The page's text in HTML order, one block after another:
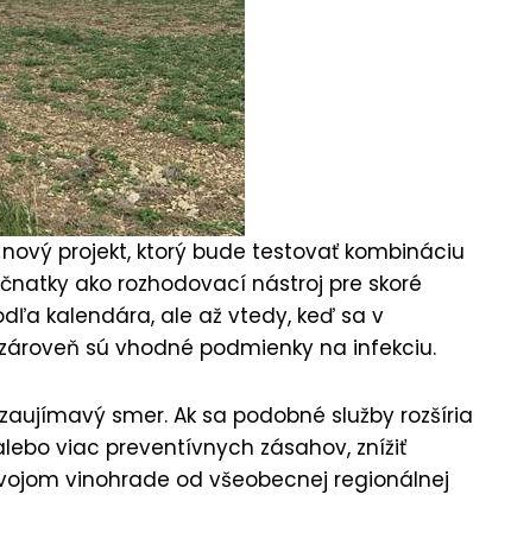
projekt, ktorý bude testovať kombináciu
ako rozhodovací nástroj pre skoré
kalendára, ale až vtedy, keď sa v
sú vhodné podmienky na infekciu.
smer. Ak sa podobné služby rozšíria
viac preventívnych zásahov, znížiť
vinohrade od všeobecnej regionálnej